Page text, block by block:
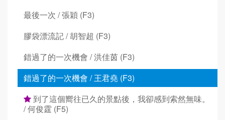
最後一次 / 張穎 (F3)
膠袋漂流記 / 胡智超 (F3)
錯過了的一次機會 / 洪佳茵 (F3)
錯過了的一次機會 / 王君堯 (F3)
到了這個嚮往已久的景點後，我卻感到索然無味。
/ 何俊霆 (F5)